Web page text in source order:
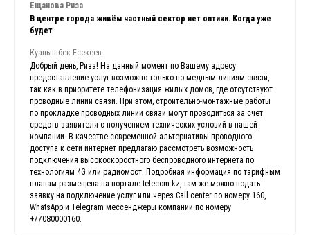
Ещанова Риза
В центре города живём частный сектор нет оптики. Когда уже
будет
Куанышбек Есекеев
Добрый день, Риза! На данный момент по Вашему адресу
предоставление услуг возможно только по медным линиям связи,
так как в приоритете телефонизация жилых домов, где отсутствуют
проводные линии связи. При этом, строительно-монтажные работы
по прокладке проводных линий связи могут проводиться за счет
средств заявителя с получением технических условий в нашей
компании. В качестве современной альтернативы проводного
доступа к сети интернет предлагаю рассмотреть возможность
подключения высокоскоростного беспроводного интернета по
технологиям 4G или радиомост. Подробная информация по тарифным
планам размещена на портале telecom.kz, там же можно подать
заявку на подключение услуг или через Call center по номеру 160,
WhatsApp и Telegram мессенджеры компании по номеру
+77080000160.